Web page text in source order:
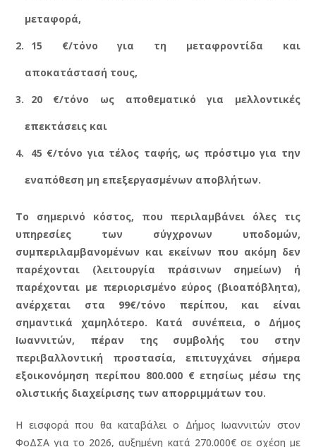
μεταφορά,
15 €/τόνο για τη μεταφροντίδα και
αποκατάστασή τους,
20 €/τόνο ως αποθεματικό για μελλοντικές
επεκτάσεις και
45 €/τόνο για τέλος ταφής, ως πρόστιμο για την
εναπόθεση μη επεξεργασμένων αποβλήτων.
Το σημερινό κόστος, που περιλαμβάνει όλες τις
υπηρεσίες των σύγχρονων υποδομών,
συμπεριλαμβανομένων και εκείνων που ακόμη δεν
παρέχονται (λειτουργία πράσινων σημείων) ή
παρέχονται με περιορισμένο εύρος (βιοαπόβλητα),
ανέρχεται στα 99€/τόνο περίπου, και είναι
σημαντικά χαμηλότερο. Κατά συνέπεια, ο Δήμος
Ιωαννιτών, πέραν της συμβολής του στην
περιβαλλοντική προστασία, επιτυγχάνει σήμερα
εξοικονόμηση περίπου 800.000 € ετησίως μέσω της
ολιστικής διαχείρισης των απορριμμάτων του.
Η εισφορά που θα καταβάλει ο Δήμος Ιωαννιτών στον
ΦοΔΣΑ για το 2026, αυξημένη κατά 270.000€ σε σχέση με